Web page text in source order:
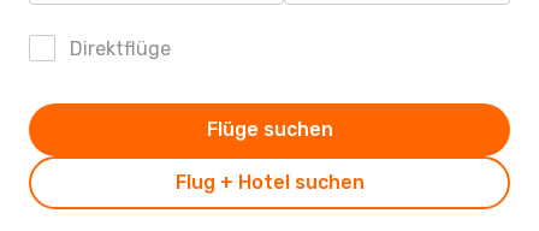
Direktflüge
Flug + Hotel suchen
Flüge suchen